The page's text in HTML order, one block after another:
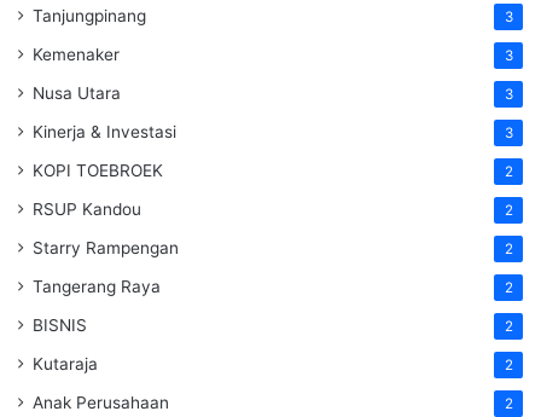
Tanjungpinang 3
Kemenaker 3
Nusa Utara 3
Kinerja & Investasi 3
KOPI TOEBROEK 2
RSUP Kandou 2
Starry Rampengan 2
Tangerang Raya 2
BISNIS 2
Kutaraja 2
Anak Perusahaan 2